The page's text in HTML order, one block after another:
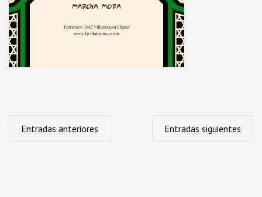
Navegación
Entradas anteriores Entradas siguientes